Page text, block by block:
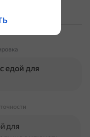
едой для
для